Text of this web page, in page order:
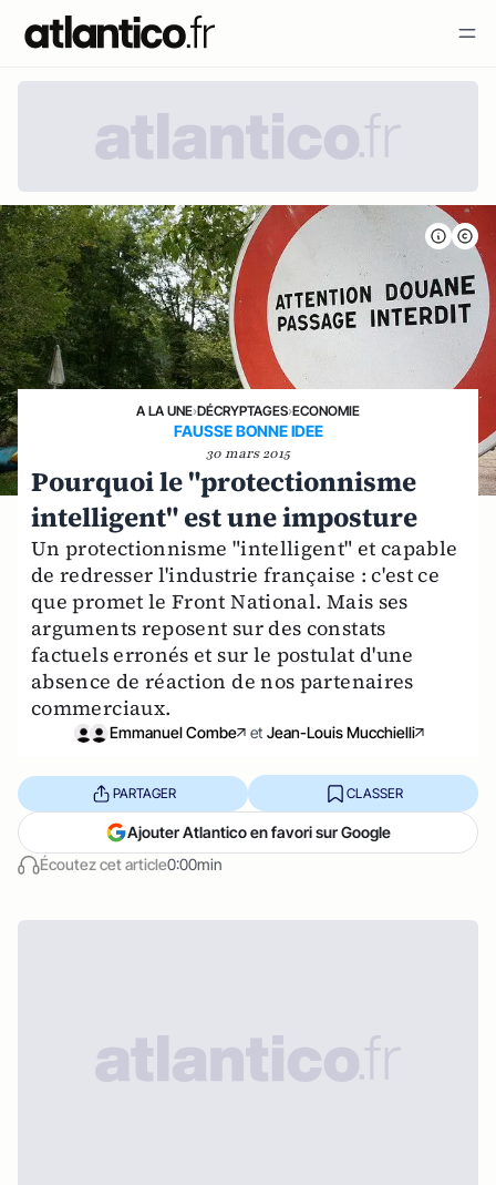
A LA UNE›DÉCRYPTAGES›ECONOMIE
FAUSSE BONNE IDEE
30 mars 2015
Pourquoi le "protectionnisme
intelligent" est une imposture
Un protectionnisme "intelligent" et capable
de redresser l'industrie française : c'est ce
que promet le Front National. Mais ses
arguments reposent sur des constats
factuels erronés et sur le postulat d'une
absence de réaction de nos partenaires
commerciaux.
Emmanuel Combe et Jean-Louis Mucchielli
Écoutez cet article0:00min
PARTAGER CLASSER
Ajouter Atlantico en favori sur Google